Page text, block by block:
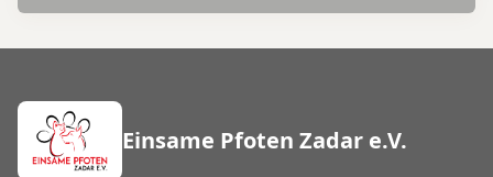
Einsame Pfoten Zadar e.V.